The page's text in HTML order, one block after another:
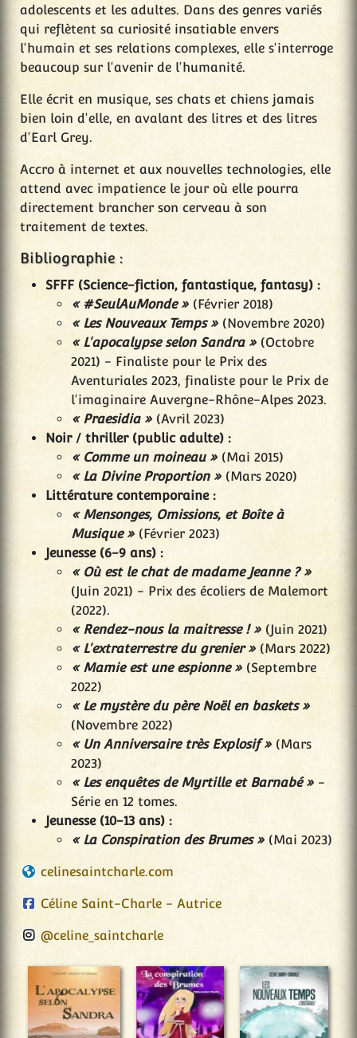
adolescents et les adultes. Dans des genres variés
qui reflètent sa curiosité insatiable envers
l'humain et ses relations complexes, elle s'interroge
beaucoup sur l'avenir de l'humanité.
Elle écrit en musique, ses chats et chiens jamais
bien loin d'elle, en avalant des litres et des litres
d'Earl Grey.
Accro à internet et aux nouvelles technologies, elle
attend avec impatience le jour où elle pourra
directement brancher son cerveau à son
traitement de textes.
Bibliographie :
SFFF (Science-fiction, fantastique, fantasy) :
« #SeulAuMonde » (Février 2018)
« Les Nouveaux Temps » (Novembre 2020)
« L'apocalypse selon Sandra » (Octobre
2021) - Finaliste pour le Prix des
Aventuriales 2023, finaliste pour le Prix de
l'imaginaire Auvergne-Rhône-Alpes 2023.
« Praesidia » (Avril 2023)
Noir / thriller (public adulte) :
« Comme un moineau » (Mai 2015)
« La Divine Proportion » (Mars 2020)
Littérature contemporaine :
« Mensonges, Omissions, et Boîte à
Musique » (Février 2023)
Jeunesse (6-9 ans) :
« Où est le chat de madame Jeanne ? »
(Juin 2021) - Prix des écoliers de Malemort
(2022).
« Rendez-nous la maitresse ! » (Juin 2021)
« L'extraterrestre du grenier » (Mars 2022)
« Mamie est une espionne » (Septembre
2022)
« Le mystère du père Noël en baskets »
(Novembre 2022)
« Un Anniversaire très Explosif » (Mars
2023)
« Les enquêtes de Myrtille et Barnabé » -
Série en 12 tomes.
Jeunesse (10-13 ans) :
« La Conspiration des Brumes » (Mai 2023)
celinesaintcharle.com
Céline Saint-Charle - Autrice
@celine_saintcharle